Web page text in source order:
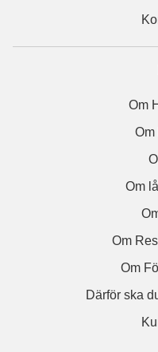
Om
Om
Om
Om
Om
Därför ska